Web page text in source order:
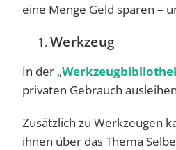
eine Menge Geld sparen –
Werkzeug
In der „
privaten Gebrauch
Zusätzlich zu Werkzeugen
ihnen über das Thema